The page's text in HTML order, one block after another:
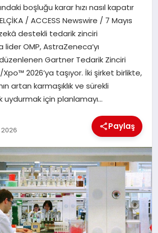
boşluğu karar hızı nasıl kapatır
/ ACCESS Newswire / 7 Mayıs
destekli tedarik zinciri
lider OMP, AstraZeneca’yı
Gartner Tedarik Zinciri
2026’ya taşıyor. İki şirket birlikte,
artan karmaşıklık ve sürekli
için planlamayı…
Paylaş